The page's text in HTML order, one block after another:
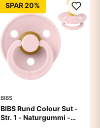
SPAR 20%
BIBS
BIBS Rund Colour Sut -
Str. 1 - Naturgummi -